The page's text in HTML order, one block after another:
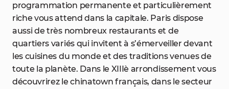
programmation permanente et particulièrement
riche vous attend dans la capitale. Paris dispose
aussi de très nombreux restaurants et de
quartiers variés qui invitent à s’émerveiller devant
les cuisines du monde et des traditions venues de
toute la planète. Dans le XIIIè arrondissement vous
découvrirez le chinatown français, dans le secteur